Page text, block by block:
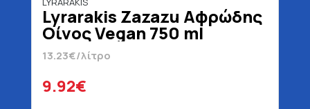
Lyrarakis Zazazu Αφρώδης
Οίνος Vegan 750 ml
13.23€/λίτρο
9.92€